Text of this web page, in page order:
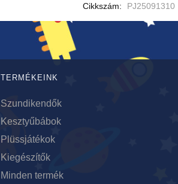
Cikkszám: PJ25091310
TERMÉKEINK
Szundikendők
Kesztyűbábok
Plüssjátékok
Kiegészítők
Minden termék